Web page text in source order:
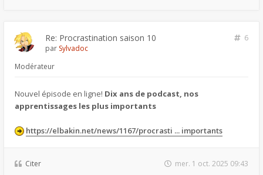
Re: Procrastination saison 10
6
par Sylvadoc
Modérateur
Nouvel épisode en ligne! Dix ans de podcast, nos
apprentissages les plus importants
https://elbakin.net/news/1167/procrasti ... importants
Citer mer. 1 oct. 2025 09:43